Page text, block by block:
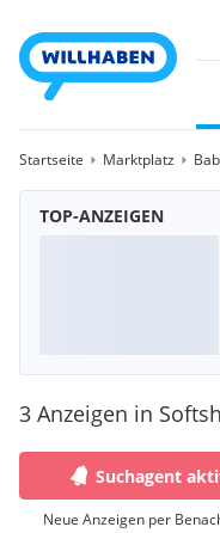
Startseite Marktplatz
TOP-ANZEIGEN
3 Anzeigen in
Suchagent
Neue Anzeigen per